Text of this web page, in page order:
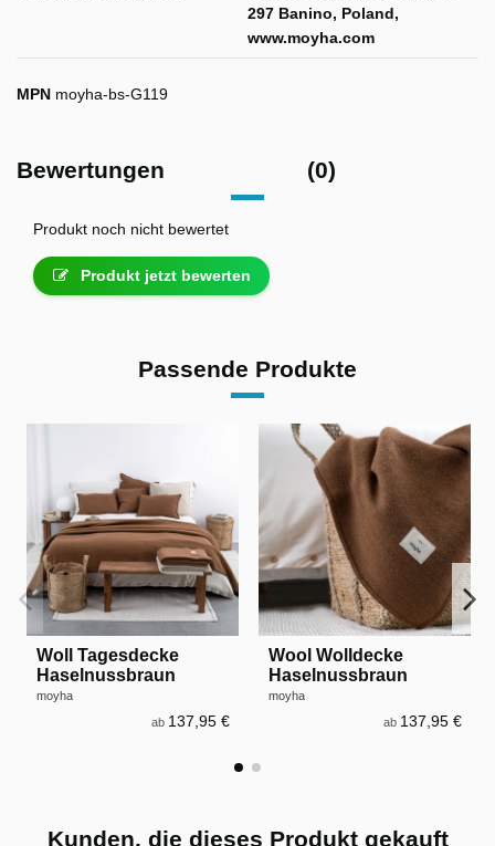
297 Banino, Poland,
www.moyha.com
MPN moyha-bs-G119
Bewertungen (0)
Produkt noch nicht bewertet
Produkt jetzt bewerten
Passende Produkte
Woll Tagesdecke
Haselnussbraun
moyha
ab 137,95 €
Wool Wolldecke
Haselnussbraun
moyha
ab 137,95 €
Kunden, die dieses Produkt gekauft